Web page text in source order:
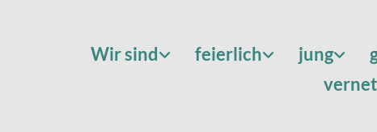
Wir sind feierlich jung